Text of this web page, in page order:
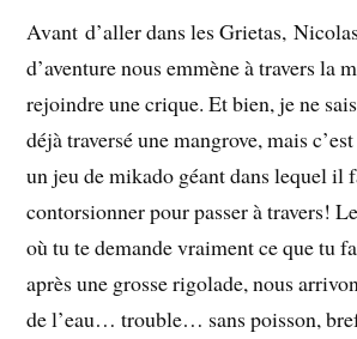
Avant d’aller dans les Grietas,
d’aventure nous emmène à travers la
rejoindre une crique. Et bien, je ne
déjà traversé une mangrove, mais
un jeu de mikado géant dans lequel il
contorsionner pour passer à travers!
où tu te demande vraiment ce que tu
après une grosse rigolade, nous
de l’eau… trouble… sans poisson,